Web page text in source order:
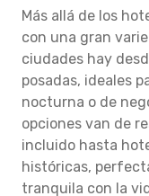
Más allá de los
con una gran
ciudades hay
posadas, ideales
nocturna o de
opciones van de
incluido hasta
históricas,
tranquila con la